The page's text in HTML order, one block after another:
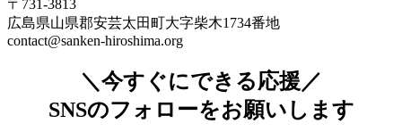
〒731-3813
広島県山県郡安芸太田町大字柴木1734番地
contact@sanken-hiroshima.org
＼今すぐにできる応援／
SNSのフォローをお願いします